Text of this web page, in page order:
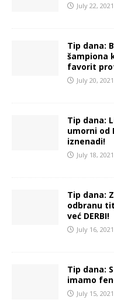
July 22, 2021
Tip dana:
šampiona
favorit
July 20, 2021
Tip dana:
umorni od
iznenadi!
July 18, 2021
Tip dana:
odbranu
već DERBI!
July 16, 2021
Tip dana:
imamo
July 15, 2021